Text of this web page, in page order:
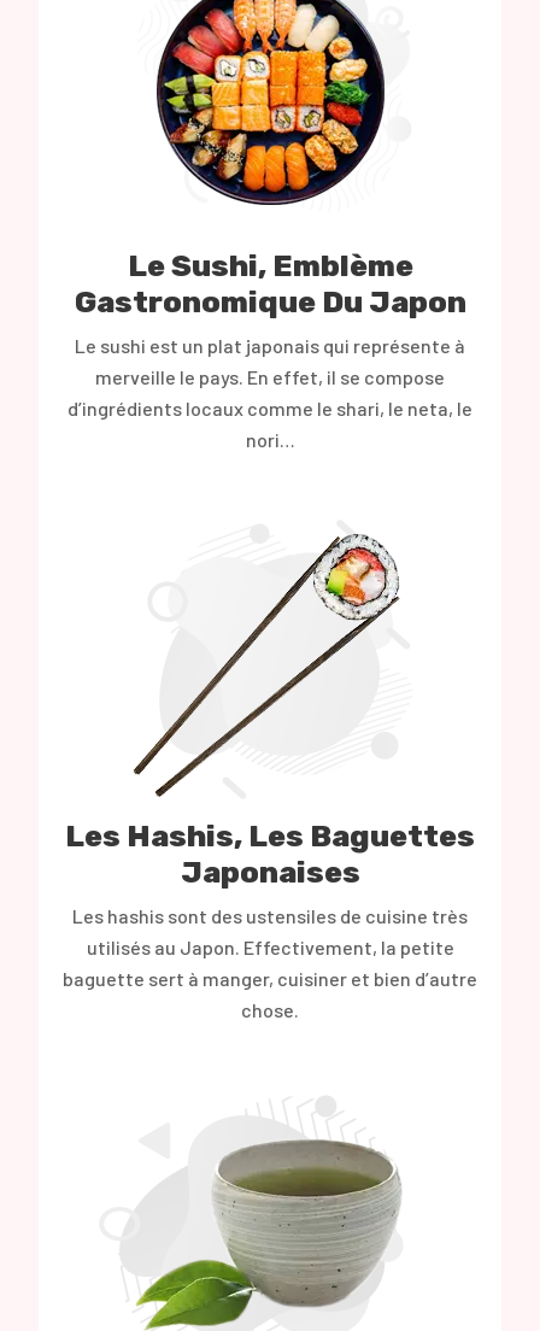
Le Sushi, Emblème
Gastronomique Du Japon
Le sushi est un plat japonais qui représente à
merveille le pays. En effet, il se compose
d’ingrédients locaux comme le shari, le neta, le
nori…
Les Hashis, Les Baguettes
Japonaises
Les hashis sont des ustensiles de cuisine très
utilisés au Japon. Effectivement, la petite
baguette sert à manger, cuisiner et bien d’autre
chose.